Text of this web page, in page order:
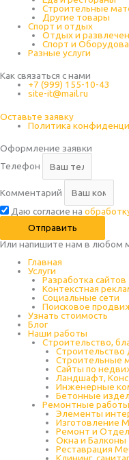
Строительные
Другие товары
Спорт и отдых
Отдых и
Спорт и
Разные услуги
Как связаться с нами
+7 (999) 155-10-43
site-it@mail.ru
Оставьте заявку
Политика
Оформление заявки
Телефон
Комментарий
Даю согласие на
Отправить
Или напишите нам в любом
Главная
Услуги
Разработка сайтов
Контекстная
Социальные сети
Поисковое
Узнать стоимость
Блог
Наши работы
Строительство,
Строительство
Строительные
Сайты по
Ландшафт,
Инженерные
Бетонные
Ремонтные работы
Элементы
Изготовление
Ремонт и
Окна и Балконы
Реставрация